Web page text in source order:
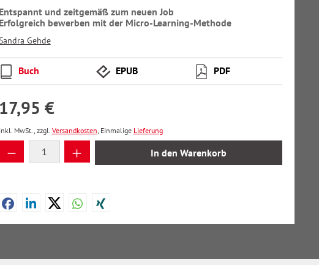
Entspannt und zeitgemäß zum neuen Job
Erfolgreich bewerben mit der Micro-Learning-Methode
Gehde
Buch EPUB PDF
17,95 €
inkl. MwSt., zzgl. Versandkosten, Einmalige Lieferung
Produkt Anzahl: Gib den gewünschten Wert ein
In den Warenkorb